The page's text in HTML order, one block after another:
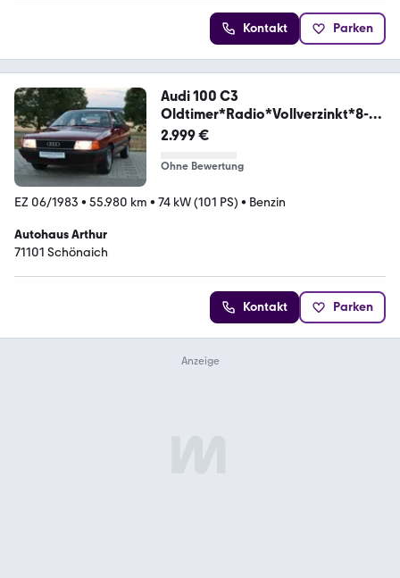
Kontakt Parken
Audi 100 C3
Oldtimer*Radio*Vollverzinkt*8-
Bereift
2.999 €
Ohne Bewertung
EZ 06/1983 • 55.980 km • 74 kW (101 PS) • Benzin
Autohaus Arthur
71101 Schönaich
Kontakt Parken